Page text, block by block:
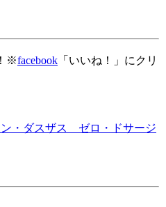
※facebook 「いいね！」にクリ
・ダスザス ゼロ・ドサージ